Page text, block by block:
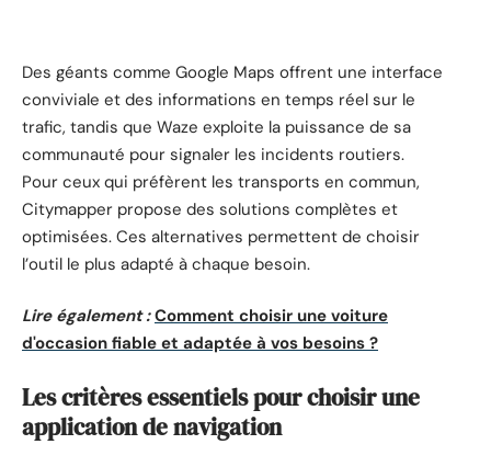
Des géants comme Google Maps offrent une interface
conviviale et des informations en temps réel sur le
trafic, tandis que Waze exploite la puissance de sa
communauté pour signaler les incidents routiers.
Pour ceux qui préfèrent les transports en commun,
Citymapper propose des solutions complètes et
optimisées. Ces alternatives permettent de choisir
l’outil le plus adapté à chaque besoin.
Lire également : Comment choisir une voiture
d'occasion fiable et adaptée à vos besoins ?
Les critères essentiels pour choisir une
application de navigation